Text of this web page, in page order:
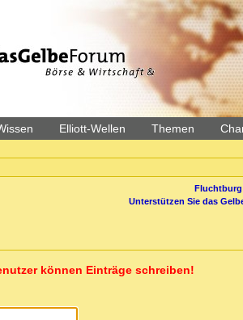
Elliott-Wellen Themen
Fluchtburg
Unterstützen Sie das
können Einträge schreiben!